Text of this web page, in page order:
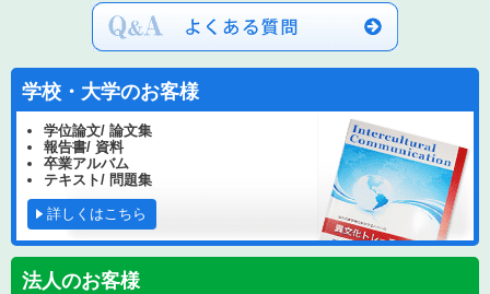
学校・大学のお客様
学位論文/ 論文集
報告書/ 資料
卒業アルバム
テキスト/ 問題集
詳しくはこちら
法人のお客様